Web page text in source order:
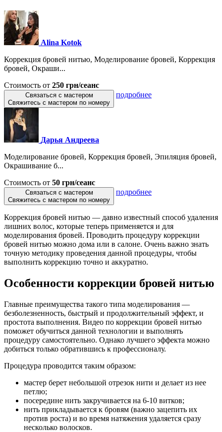
Alina Kotok
Коррекция бровей нитью, Моделирование бровей, Коррекция
бровей, Окраши...
Стоимость от 250 грн/сеанс
Связаться с мастером
Свяжитесь с мастером по номеру
подробнее
Дарья Андреева
Моделирование бровей, Коррекция бровей, Эпиляция бровей,
Окрашивание б...
Стоимость от 50 грн/сеанс
Связаться с мастером
Свяжитесь с мастером по номеру
подробнее
Коррекция бровей нитью — давно известный способ удаления
лишних волос, которые теперь применяется и для
моделирования бровей. Проводить процедуру коррекции
бровей нитью можно дома или в салоне. Очень важно знать
точную методику проведения данной процедуры, чтобы
выполнить коррекцию точно и аккуратно.
Особенности коррекции бровей нитью
Главные преимущества такого типа моделирования —
безболезненность, быстрый и продолжительный эффект, и
простота выполнения. Видео по коррекции бровей нитью
поможет обучиться данной технологии и выполнять
процедуру самостоятельно. Однако лучшего эффекта можно
добиться только обратившись к профессионалу.
Процедура проводится таким образом:
мастер берет небольшой отрезок нити и делает из нее
петлю;
посередине нить закручивается на 6-10 витков;
нить прикладывается к бровям (важно зацепить их
против роста) и во время натяжения удаляется сразу
несколько волосков.